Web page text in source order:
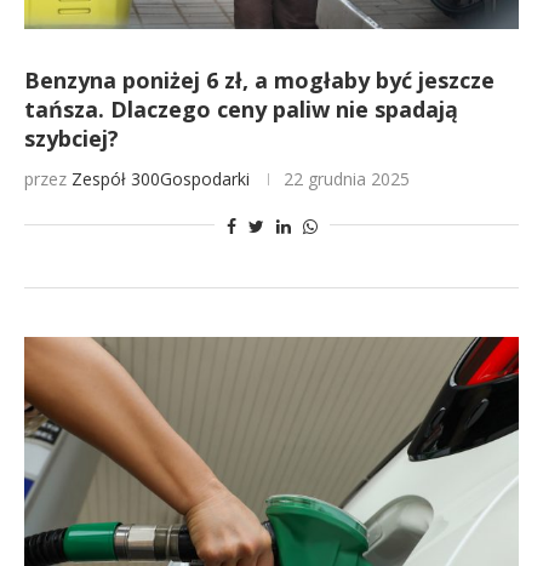
Benzyna poniżej 6 zł, a mogłaby być jeszcze
tańsza. Dlaczego ceny paliw nie spadają
szybciej?
przez Zespół 300Gospodarki 22 grudnia 2025